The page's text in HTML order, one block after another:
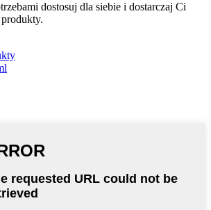
dostosuj dla siebie i dostarczaj Ci